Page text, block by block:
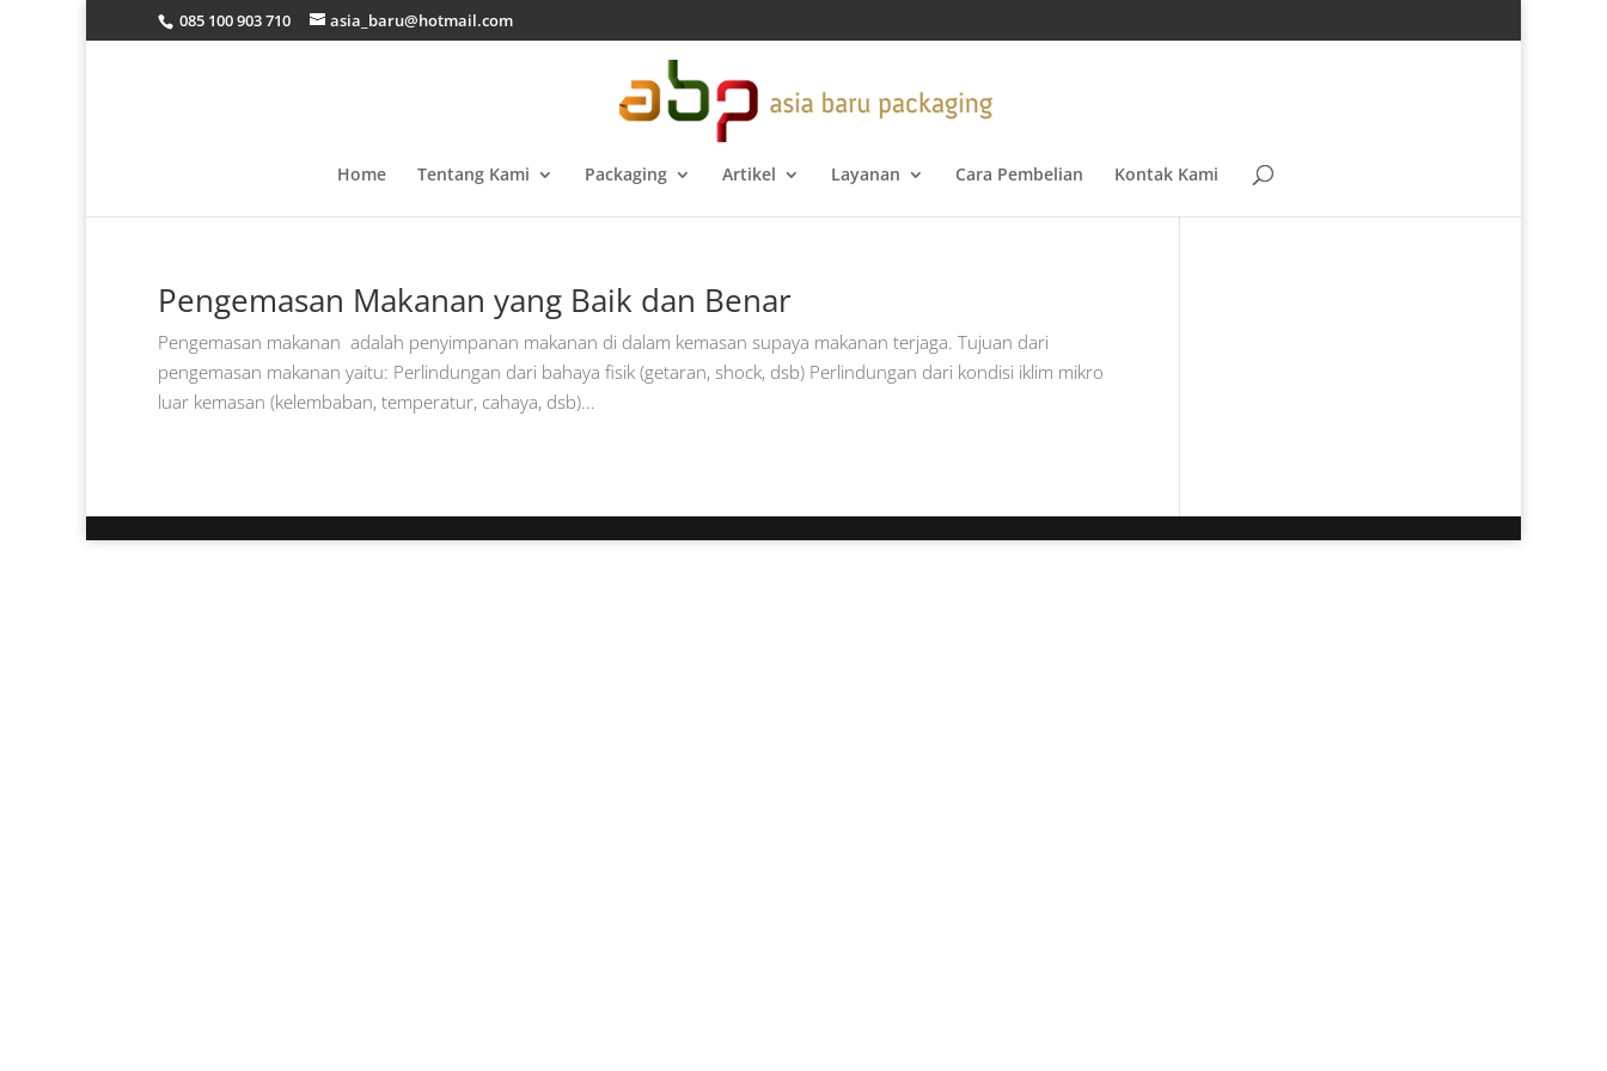
085 100 903 710 asia_baru@hotmail.com
Home Tentang Kami Packaging Artikel Layanan Cara Pembelian Kontak Kami
Pengemasan Makanan yang Baik dan Benar
Pengemasan makanan adalah penyimpanan makanan di dalam kemasan supaya makanan terjaga. Tujuan dari
pengemasan makanan yaitu: Perlindungan dari bahaya fisik (getaran, shock, dsb) Perlindungan dari kondisi iklim mikro
luar kemasan (kelembaban, temperatur, cahaya, dsb)...